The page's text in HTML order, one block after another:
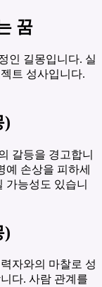
꿈
인 길몽입니다. 실
트 성사입니다.
)
갈등을 경고합니
예 손상을 피하세
가능성도 있습니
)
자와의 마찰로 성
다. 사람 관계를